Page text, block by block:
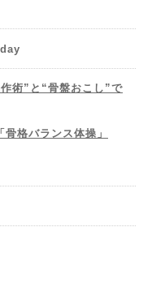
術”と“骨盤おこし”で
格バランス体操」